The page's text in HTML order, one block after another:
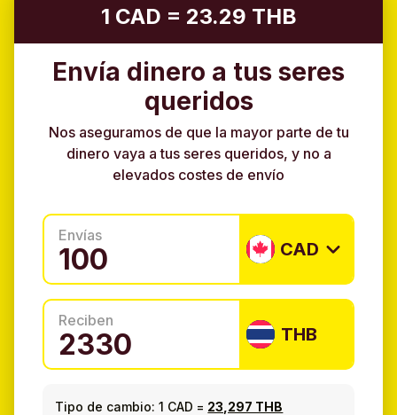
1 CAD = 23.29 THB
Envía dinero a tus seres
queridos
Nos aseguramos de que la mayor parte de tu
dinero vaya a tus seres queridos, y no a
elevados costes de envío
Envías
CAD
Reciben
THB
Tipo de cambio: 1 CAD = 23,297 THB